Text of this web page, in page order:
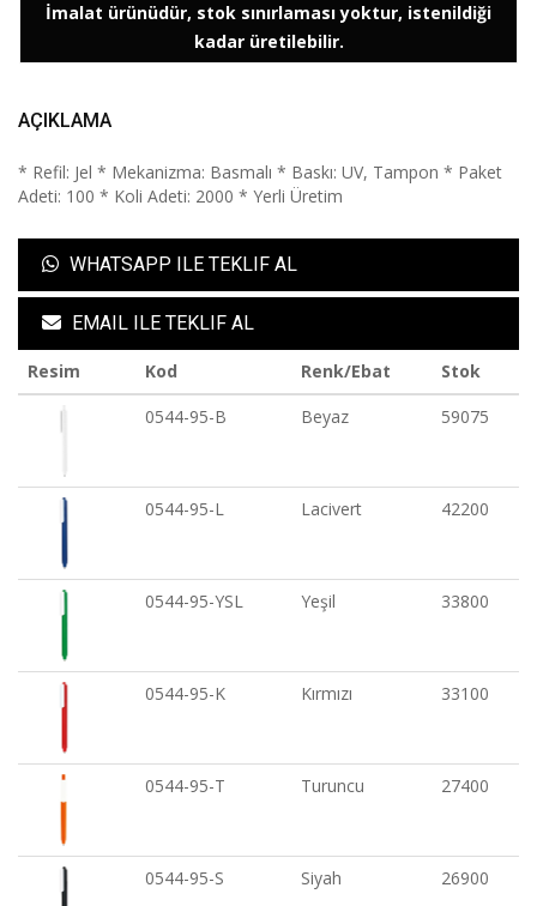
İmalat ürünüdür, stok sınırlaması yoktur, istenildiği
kadar üretilebilir.
AÇIKLAMA
* Refil: Jel * Mekanizma: Basmalı * Baskı: UV, Tampon * Paket
Adeti: 100 * Koli Adeti: 2000 * Yerli Üretim
WHATSAPP ILE TEKLIF AL
EMAIL ILE TEKLIF AL
Resim Kod Renk/Ebat
Stok
0544-95-B
Beyaz 59075
0544-95-L Lacivert 42200
0544-95-YSL Yeşil 33800
0544-95-K Kırmızı 33100
0544-95-T Turuncu 27400
0544-95-S Siyah 26900